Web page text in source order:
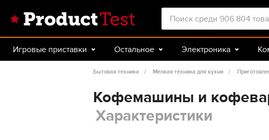
Игровые приставки Остальное Электроника
Авто Спорт и туризм Досуг
Бытовая техника Мелкая техника для кухни
Кофемашины и
Характеристики